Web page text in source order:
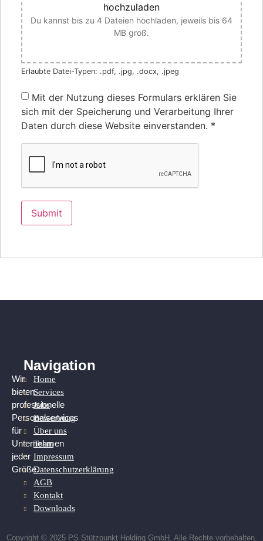
hochzuladen
Du kannst bis zu 4 Dateien hochladen, jeweils bis 64
MB groß.
Erlaubte Datei-Typen: .pdf, .jpg, .docx, .jpeg
Mit der Nutzung dieses Formulars erklären Sie
sich mit der Speicherung und Verarbeitung Ihrer
Daten durch diese Website einverstanden. *
Wir
bieten
professionelle
Personalservices
für
Unternehmen
jeder
Größe.
Navigation
Home
Services
Jobs
Bewerbung
Über uns
Team
Impressum
Datenschutzerklärung
AGB
Kontakt
Downloads
Copyright © 2025 PS Stützpunkt Holding GmbH. Alle Rechte vorbehalten.